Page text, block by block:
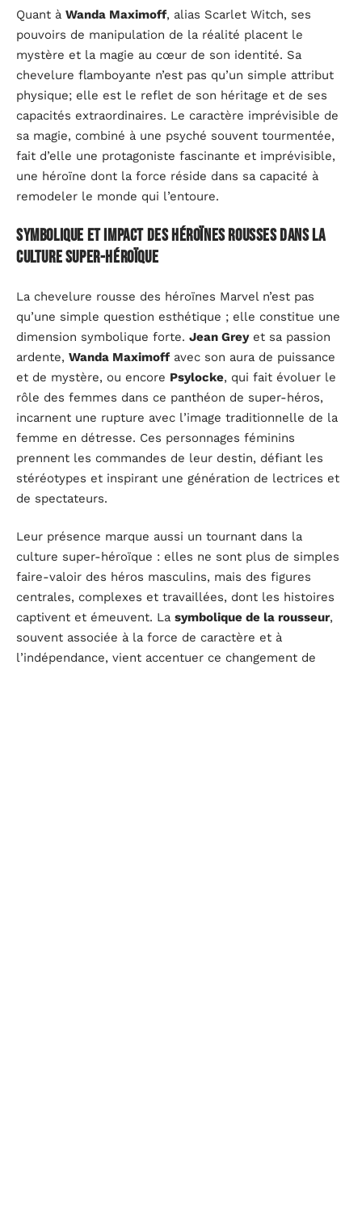
Quant à Wanda Maximoff, alias Scarlet Witch, ses
pouvoirs de manipulation de la réalité placent le
mystère et la magie au cœur de son identité. Sa
chevelure flamboyante n’est pas qu’un simple attribut
physique; elle est le reflet de son héritage et de ses
capacités extraordinaires. Le caractère imprévisible de
sa magie, combiné à une psyché souvent tourmentée,
fait d’elle une protagoniste fascinante et imprévisible,
une héroïne dont la force réside dans sa capacité à
remodeler le monde qui l’entoure.
Symbolique et impact des héroïnes rousses dans la
culture super-héroïque
La chevelure rousse des héroïnes Marvel n’est pas
qu’une simple question esthétique ; elle constitue une
dimension symbolique forte. Jean Greyet sa passion
ardente, Wanda Maximoffavec son aura de puissance
et de mystère, ou encore Psylocke, qui fait évoluer le
rôle des femmes dans ce panthéon de super-héros,
incarnent une rupture avec l’image traditionnelle de la
femme en détresse. Ces personnages féminins
prennent les commandes de leur destin, défiant les
stéréotypes et inspirant une génération de lectrices et
de spectateurs.
Leur présence marque aussi un tournant dans la
culture super-héroïque : elles ne sont plus de simples
faire-valoir des héros masculins, mais des figures
centrales, complexes et travaillées, dont les histoires
captivent et émeuvent. La symbolique de la rousseur,
souvent associée à la force de caractère et à
l’indépendance, vient accentuer ce changement de